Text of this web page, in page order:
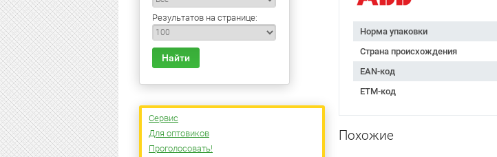
Результатов на странице:
Найти
Сервис
Для оптовиков
Проголосовать!
Норма упаковки
Страна происхождения
EAN-код
ETM-код
Похожие